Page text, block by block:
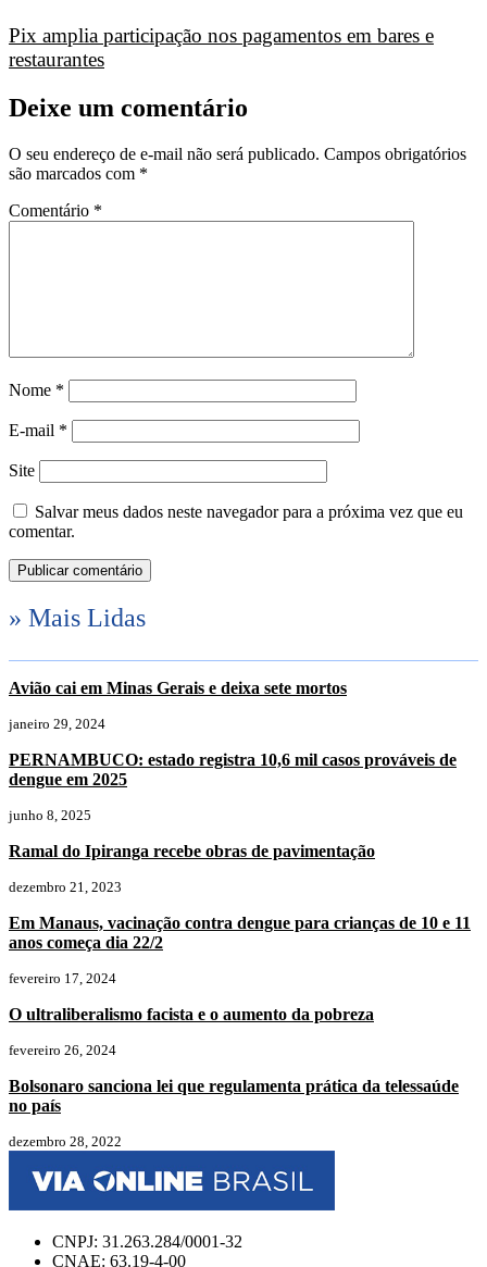
Pix amplia participação nos pagamentos em bares e
restaurantes
Deixe um comentário
O seu endereço de e-mail não será publicado. Campos obrigatórios
são marcados com *
Comentário *
Nome *
E-mail *
Site
Salvar meus dados neste navegador para a próxima vez que eu
comentar.
» Mais Lidas
Avião cai em Minas Gerais e deixa sete mortos
janeiro 29, 2024
PERNAMBUCO: estado registra 10,6 mil casos prováveis de
dengue em 2025
junho 8, 2025
Ramal do Ipiranga recebe obras de pavimentação
dezembro 21, 2023
Em Manaus, vacinação contra dengue para crianças de 10 e 11
anos começa dia 22/2
fevereiro 17, 2024
O ultraliberalismo facista e o aumento da pobreza
fevereiro 26, 2024
Bolsonaro sanciona lei que regulamenta prática da telessaúde
no país
dezembro 28, 2022
CNPJ: 31.263.284/0001-32
CNAE: 63.19-4-00